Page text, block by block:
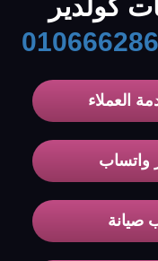
كولدير
العملاء
واتساب
صيانة